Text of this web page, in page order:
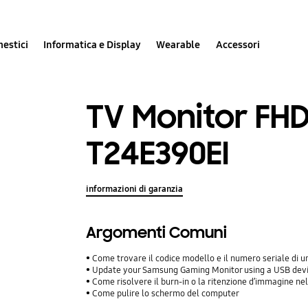
Informatica e Display Wearable Accessori
TV Monitor
T24E390EI
informazioni di garanzia
Argomenti Comuni
Come trovare il codice modello e il numero seriale di
Update your Samsung Gaming Monitor using a USB
Come risolvere il burn-in o la ritenzione d’immagine
Come pulire lo schermo del computer